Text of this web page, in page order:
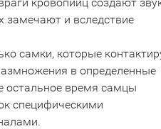
и вследствие
самки, которые
в определенные
остальное время самцы
специфическими